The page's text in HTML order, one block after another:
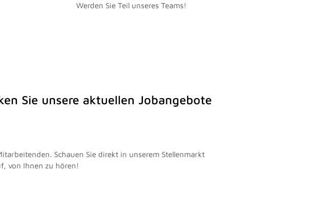
Werden Sie Teil unseres Teams!
Sie unsere aktuellen Jobangebote
Schauen Sie direkt in unserem Stellenmarkt
von Ihnen zu hören!